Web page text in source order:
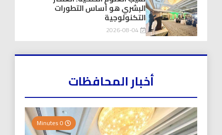
البشري هو أساس التطورات
التكنولوجية
2026-08-04
أخبار المحافظات